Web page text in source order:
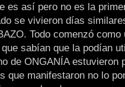
es así pero no es la
se vivieron días
Todo comenzó como
sabían que la podían
de ONGANÍA estuvieron
que manifestaron no lo